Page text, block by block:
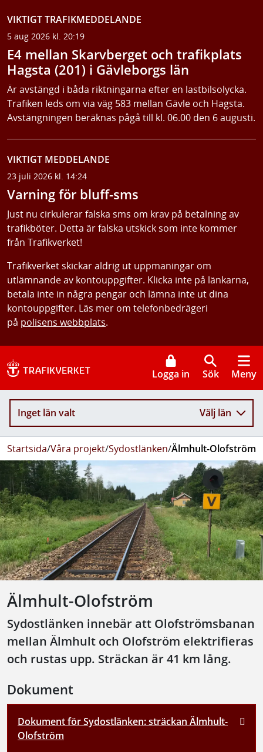
VIKTIGT TRAFIKMEDDELANDE
5 aug 2026 kl. 20:19
E4 mellan Skarvberget och trafikplats
Hagsta (201) i Gävleborgs län
Är avstängd i båda riktningarna efter en lastbilsolycka.
Trafiken leds om via väg 583 mellan Gävle och Hagsta.
Avstängningen beräknas pågå till kl. 06.00 den 6 augusti.
VIKTIGT MEDDELANDE
23 juli 2026 kl. 14:24
Varning för bluff-sms
Just nu cirkulerar falska sms om krav på betalning av
trafikböter. Detta är falska utskick som inte kommer
från Trafikverket!
Trafikverket skickar aldrig ut uppmaningar om
utlämnande av kontouppgifter. Klicka inte på länkarna,
betala inte in några pengar och lämna inte ut dina
kontouppgifter. Läs mer om telefonbedrägeri
på polisens webbplats.
Logga in Sök Meny
Inget län valt Välj län
Startsida/Våra projekt/Sydostlänken/Älmhult-Olofström
Älmhult-Olofström
Sydostlänken innebär att Olofströmsbanan
mellan Älmhult och Olofström elektrifieras
och rustas upp. Sträckan är 41 km lång.
Dokument
Dokument för Sydostlänken: sträckan Älmhult-
Olofström